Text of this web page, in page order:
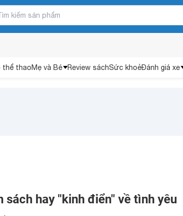
thể thaoMẹ và Bé Review sáchSức khoẻĐánh giá xe
sách hay "kinh điển" về tình yêu